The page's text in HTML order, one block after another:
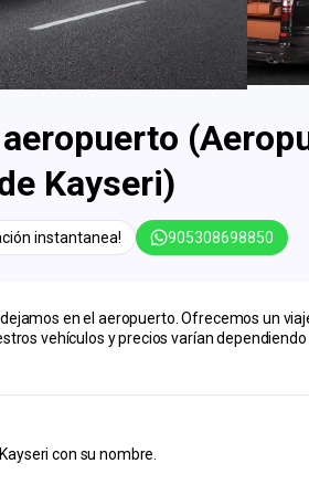
Kayseri)
instantanea! 905308698850
en el aeropuerto. Ofrecemos un
vehículos y precios varían
con su nombre.